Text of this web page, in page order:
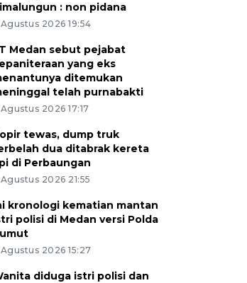
: non pidana
2026 19:54
Medan sebut pejabat
yang eks
ditemukan
telah purnabakti
2026 17:17
tewas, dump truk
dua ditabrak kereta
di Perbaungan
2026 21:55
kronologi kematian mantan
polisi di Medan versi Polda
2026 15:27
diduga istri polisi dan